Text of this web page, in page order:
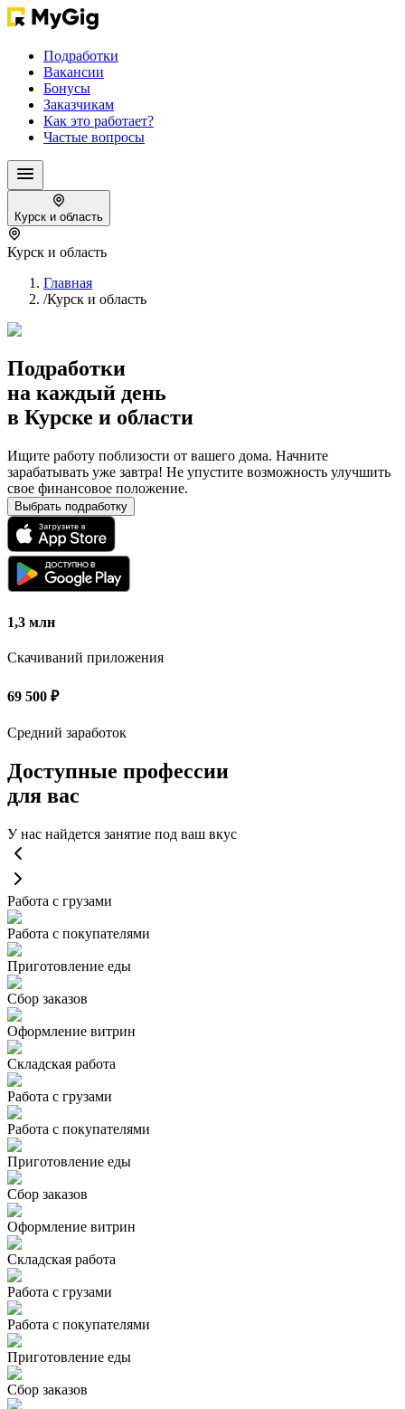
Подработки
Вакансии
Бонусы
Заказчикам
Как это работает?
Частые вопросы
Курск и область
Курск и область
Главная
/Курск и область
Подработки
на каждый день
в Курске и области
Ищите работу поблизости от вашего дома. Начните
зарабатывать уже завтра! Не упустите возможность улучшить
свое финансовое положение.
Выбрать подработку
1,3 млн
Скачиваний приложения
69 500 ₽
Средний заработок
Доступные профессии
для вас
У нас найдется занятие под ваш вкус
Работа с грузами
Работа с покупателями
Приготовление еды
Сбор заказов
Оформление витрин
Складская работа
Работа с грузами
Работа с покупателями
Приготовление еды
Сбор заказов
Оформление витрин
Складская работа
Работа с грузами
Работа с покупателями
Приготовление еды
Сбор заказов